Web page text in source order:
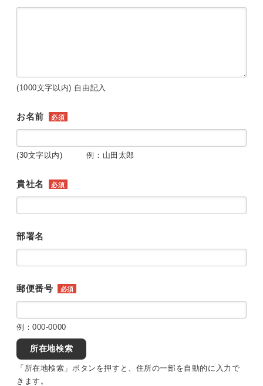
(1000文字以内) 自由記入
お名前 必須
(30文字以内) 例：山田太郎
貴社名 必須
部署名
郵便番号 必須
例：000-0000
所在地検索
「所在地検索」ボタンを押すと、住所の一部を自動的に入力で
きます。